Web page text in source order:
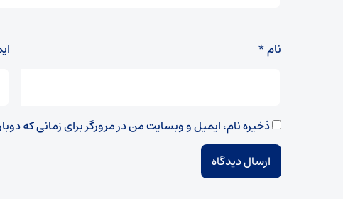
نام*
ذخیره نام، ایمیل و وبسایت من در مرورگر برای زمانی که